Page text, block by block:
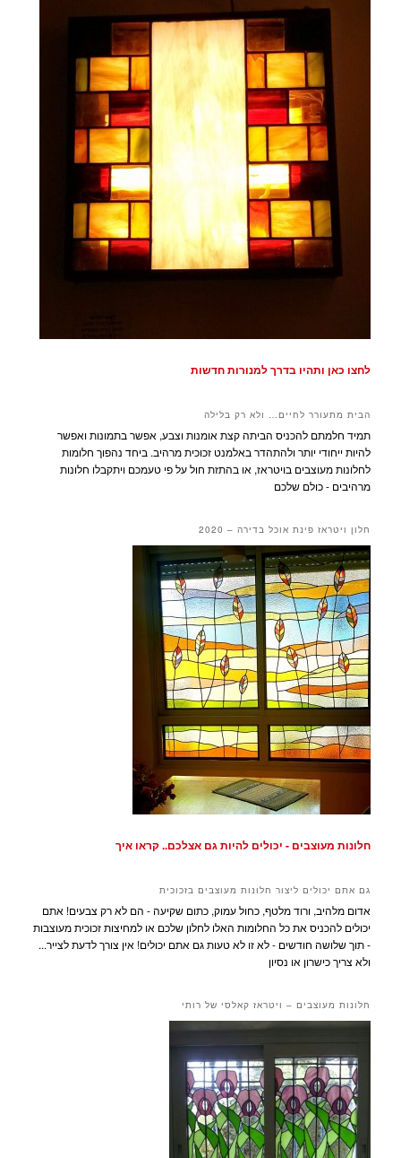
לחצו כאן ותהיו בדרך למנורות חדשות
הבית מתעורר לחיים… ולא רק בלילה
תמיד חלמתם להכניס הביתה קצת אומנות וצבע, אפשר בתמונות ואפשר
להיות ייחודי יותר ולהתהדר באלמנט זכוכית מרהיב. ביחד נהפוך חלומות
לחלונות מעוצבים בויטראז, או בהתזת חול על פי טעמכם ויתקבלו חלונות
מרהיבים - כולם שלכם
חלון ויטראז פינת אוכל בדירה – 2020
חלונות מעוצבים - יכולים להיות גם אצלכם.. קראו איך
גם אתם יכולים ליצור חלונות מעוצבים בזכוכית
אדום מלהיב, ורוד מלטף, כחול עמוק, כתום שקיעה - הם לא רק צבעים! אתם
יכולים להכניס את כל החלומות האלו לחלון שלכם או למחיצות זכוכית מעוצבות
- תוך שלושה חודשים - לא זו לא טעות גם אתם יכולים! אין צורך לדעת לצייר...
ולא צריך כישרון או נסיון
חלונות מעוצבים – ויטראז קאלסי של רותי